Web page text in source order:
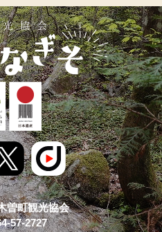
曽町観光協会
57-2727